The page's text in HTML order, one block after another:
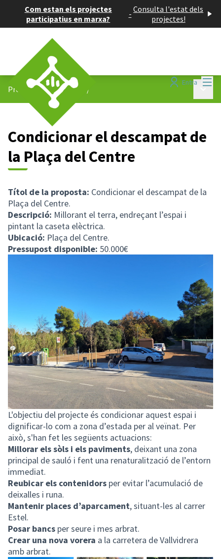
Com estan els projectes
participatius en marxa?
- Consulta l'estat dels
projectes!
Entra
Projectes participatius /
Condicionar el descampat de
la Plaça del Centre
Títol de la proposta: Condicionar el descampat de la
Plaça del Centre.
Descripció: Millorant el terra, endreçant l’espai i
pintant la caseta elèctrica.
Ubicació: Plaça del Centre.
Pressupost disponible: 50.000€
L'objectiu del projecte és condicionar aquest espai i
dignificar-lo com a zona d’estada per al veïnat. Per
això, s'han fet les següents actuacions:
Millorar els sòls i els paviments, deixant una zona
principal de sauló i fent una renaturalització de l’entorn
immediat.
Reubicar els contenidors per evitar l’acumulació de
deixalles i runa.
Mantenir places d’aparcament, situant-les al carrer
Estel.
Posar bancs per seure i mes arbrat.
Crear una nova vorera a la carretera de Vallvidrera
amb arbrat.